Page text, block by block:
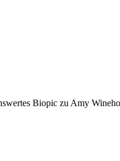
Biopic zu Amy